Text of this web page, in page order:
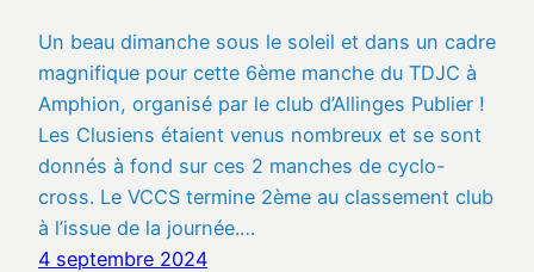
Un beau dimanche sous le soleil et dans un cadre
magnifique pour cette 6ème manche du TDJC à
Amphion, organisé par le club d’Allinges Publier !
Les Clusiens étaient venus nombreux et se sont
donnés à fond sur ces 2 manches de cyclo-
cross. Le VCCS termine 2ème au classement club
à l’issue de la journée.…
4 septembre 2024